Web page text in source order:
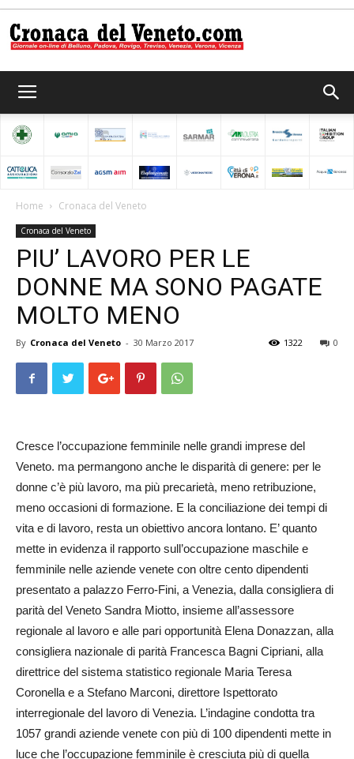
del
Home Cronaca del Veneto
Cronaca del Veneto
PIU’ LAVORO PER LE
DONNE MA SONO PAGATE
MOLTO MENO
By Cronaca del Veneto - 30 Marzo 2017 0
1322
Cresce l’occupazione femminile nelle grandi imprese del
Veneto. ma permangono anche le disparità di genere: per le
donne c’è più lavoro, ma più precarietà, meno retribuzione,
meno occasioni di formazione. E la conciliazione dei tempi di
vita e di lavoro, resta un obiettivo ancora lontano. E’ quanto
mette in evidenza il rapporto sull’occupazione maschile e
femminile nelle aziende venete con oltre cento dipendenti
presentato a palazzo Ferro-Fini, a Venezia, dalla consigliera di
parità del Veneto Sandra Miotto, insieme all’assessore
regionale al lavoro e alle pari opportunità Elena Donazzan, alla
consigliera nazionale di parità Francesca Bagni Cipriani, alla
direttrice del sistema statistico regionale Maria Teresa
Coronella e a Stefano Marconi, direttore Ispettorato
interregionale del lavoro di Venezia. L’indagine condotta tra
1057 grandi aziende venete con più di 100 dipendenti mette in
luce che l’occupazione femminile è cresciuta più di quella